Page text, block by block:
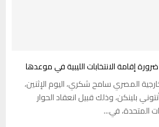
إقامة الانتخابات الليبية في موعدها
المصري سامح شكري، اليوم الإثنين،
بلينكن، وذلك قبيل انعقاد الحوار
المتحدة، في...